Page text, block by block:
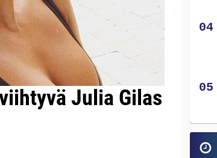
Julia Gilas